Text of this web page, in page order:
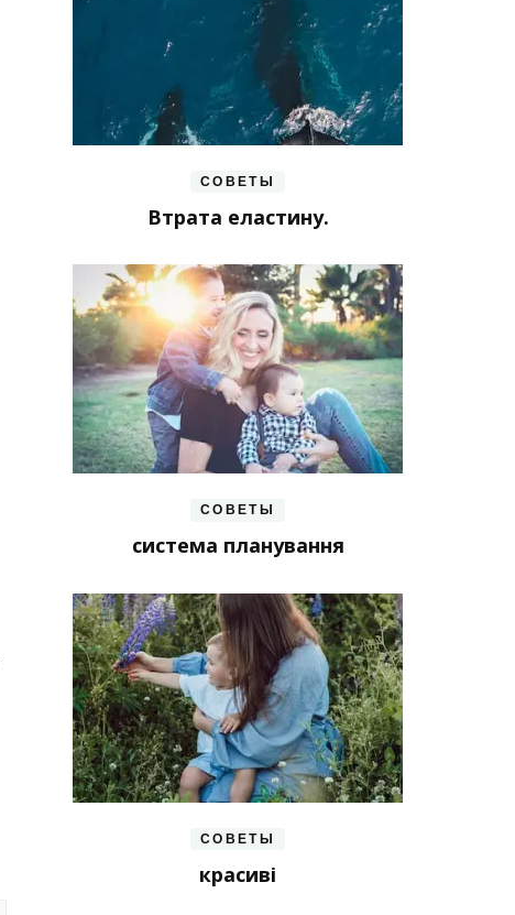
СОВЕТЫ
Втрата еластину.
СОВЕТЫ
система планування
СОВЕТЫ
красиві